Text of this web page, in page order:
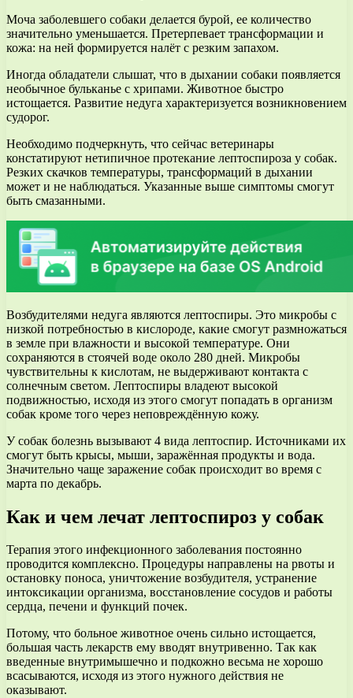
Моча заболевшего собаки делается бурой, ее количество
значительно уменьшается. Претерпевает трансформации и
кожа: на ней формируется налёт с резким запахом.
Иногда обладатели слышат, что в дыхании собаки появляется
необычное бульканье с хрипами. Животное быстро
истощается. Развитие недуга характеризуется возникновением
судорог.
Необходимо подчеркнуть, что сейчас ветеринары
констатируют нетипичное протекание лептоспироза у собак.
Резких скачков температуры, трансформаций в дыхании
может и не наблюдаться. Указанные выше симптомы смогут
быть смазанными.
Возбудителями недуга являются лептоспиры. Это микробы с
низкой потребностью в кислороде, какие смогут размножаться
в земле при влажности и высокой температуре. Они
сохраняются в стоячей воде около 280 дней. Микробы
чувствительны к кислотам, не выдерживают контакта с
солнечным светом. Лептоспиры владеют высокой
подвижностью, исходя из этого смогут попадать в организм
собак кроме того через неповреждённую кожу.
У собак болезнь вызывают 4 вида лептоспир. Источниками их
смогут быть крысы, мыши, заражённая продукты и вода.
Значительно чаще заражение собак происходит во время с
марта по декабрь.
Как и чем лечат лептоспироз у собак
Терапия этого инфекционного заболевания постоянно
проводится комплексно. Процедуры направлены на рвоты и
остановку поноса, уничтожение возбудителя, устранение
интоксикации организма, восстановление сосудов и работы
сердца, печени и функций почек.
Потому, что больное животное очень сильно истощается,
большая часть лекарств ему вводят внутривенно. Так как
введенные внутримышечно и подкожно весьма не хорошо
всасываются, исходя из этого нужного действия не
оказывают.